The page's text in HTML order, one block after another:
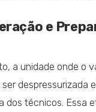
e
a unidade onde o
despressurizada
dos técnicos. Essa